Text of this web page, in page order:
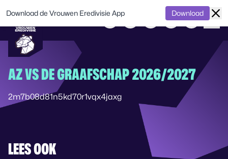
AZ VS DE GRAAFSCHAP 2026/2027
2m7b08d81n5kd70r1vqx4jaxg
LEES OOK
Download de Vrouwen Eredivisie App Download